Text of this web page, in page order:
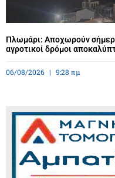
Πλωμάρι: Αποχωρούν
αγροτικοί δρόμοι
06/08/2026 9:28 πμ